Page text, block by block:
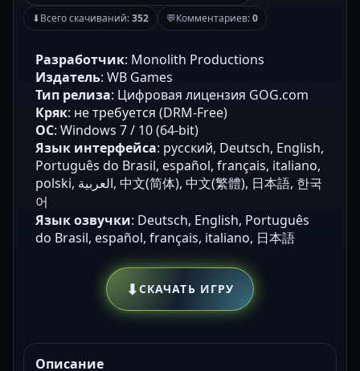
⬇Всего скачиваний:352 💬Комментариев:0
Разработчик: Monolith Productions
Издатель: WB Games
Тип релиза: Цифровая лицензия GOG.com
Кряк: не требуется (DRM-Free)
ОС: Windows 7 / 10 (64-bit)
Язык интерфейса: русский, Deutsch, English,
Português do Brasil, español, français, italiano,
polski, العربية, 中文(简体), 中文(繁體), 日本語, 한국
어
Язык озвучки: Deutsch, English, Português
do Brasil, español, français, italiano, 日本語
⬇СКАЧАТЬ ИГРУ
Описание